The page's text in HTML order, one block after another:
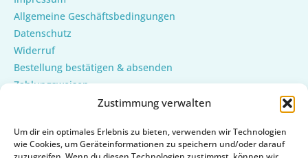
Zustimmung verwalten
Um dir ein optimales Erlebnis zu bieten, verwenden wir Technologien
wie Cookies, um Geräteinformationen zu speichern und/oder darauf
Allgemeine Geschäftsbedingungen
Datenschutz
Widerruf
Bestellung bestätigen & absenden
Zahlungsweisen
Versand & Lieferung
Cookie-Richtlinie (EU)